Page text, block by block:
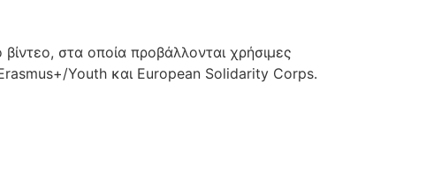
στα οποία προβάλλονται χρήσιμες
Youth και European Solidarity Corps.